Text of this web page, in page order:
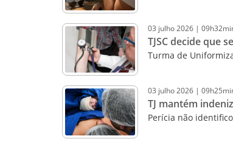
03 julho2026 |
TJSC decide que
Turma de
03 julho2026 |
TJ mantém
Perícia não